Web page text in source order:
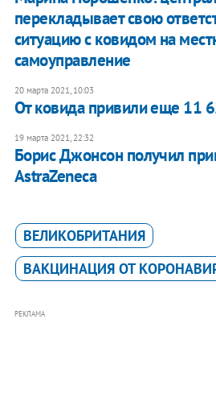
перекладывает свою
ситуацию с ковидом на
самоуправление
20 марта 2021, 10:03
От ковида привили еще 11
19 марта 2021, 22:32
Борис Джонсон получил
AstraZeneca
ВЕЛИКОБРИТАНИЯ
ВАКЦИНАЦИЯ ОТ
РЕКЛАМА